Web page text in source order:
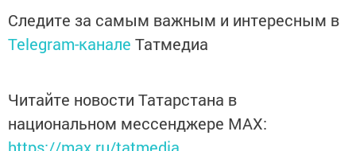
Следите за самым важным и интересным в
Telegram-канале Татмедиа
Читайте новости Татарстана в
национальном мессенджере MАХ: